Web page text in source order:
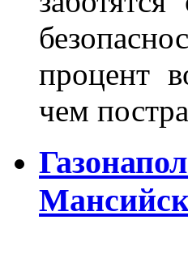
процент
чем